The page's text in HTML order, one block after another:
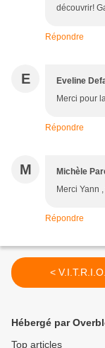
découvrir!
Répondre
E Eveline
Merci pour
Répondre
M Michèle
Merci Yann
Répondre
<
Hébergé par
Top articles